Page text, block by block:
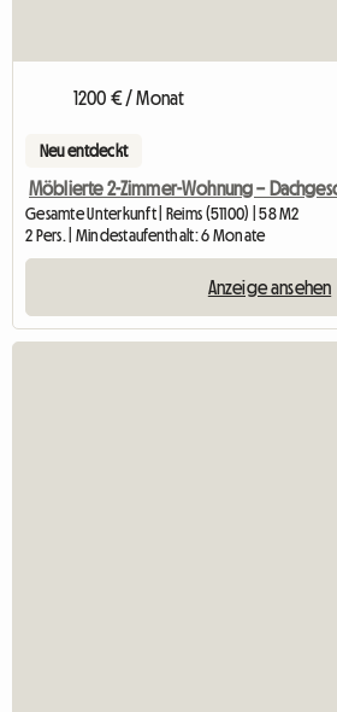
1200 € / Monat
Neu entdeckt
Möblierte 2-Zimmer-Wohnung –
Gesamte Unterkunft | Reims (51100) | 58 M2
2 Pers. | Mindestaufenthalt: 6 Monate
Anzeige ansehen